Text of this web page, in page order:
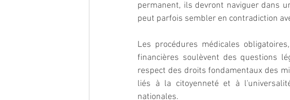
permanent, ils devront naviguer dans
peut parfois sembler en contradiction
Les procédures médicales
financières soulèvent des questions
respect des droits fondamentaux des
liés à la citoyenneté et à
nationales.